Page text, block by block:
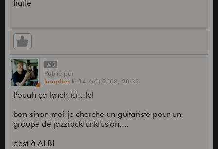
traite
#5
Publié par
knopfler le 14 Août 2008, 20:32
Pouah ça lynch ici...lol
bon sinon moi je cherche un guitariste pour un
groupe de jazzrockfunkfusion....
c'est à ALBI